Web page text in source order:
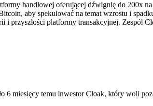
handlowej oferującej dźwignię do 200x
aby spekulować na temat wzrostu i
przyszłości platformy transakcyjnej. Zespół
6 miesięcy temu inwestor Cloak, który woli